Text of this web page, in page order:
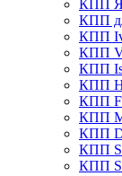
КПП
КПП
КПП
КПП
КПП
КПП
КПП
КПП
КПП
КПП
КПП